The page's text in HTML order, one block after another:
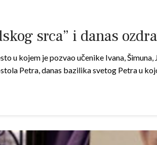
srca” i danas
u kojem je pozvao učenike Ivana,
Petra, danas bazilika svetog Petra u